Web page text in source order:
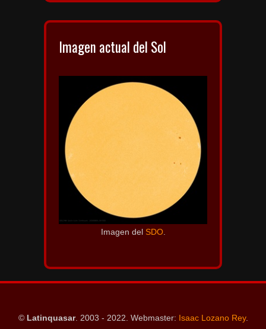
Imagen actual del Sol
Imagen del SDO.
© Latinquasar. 2003 - 2022. Webmaster: Isaac Lozano Rey.